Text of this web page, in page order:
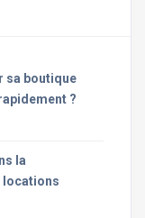
sa boutique
?
la
locations